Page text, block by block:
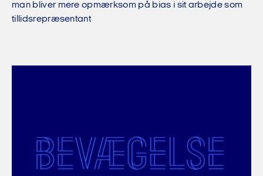
man bliver mere opmærksom på bias i sit arbejde som
tillidsrepræsentant